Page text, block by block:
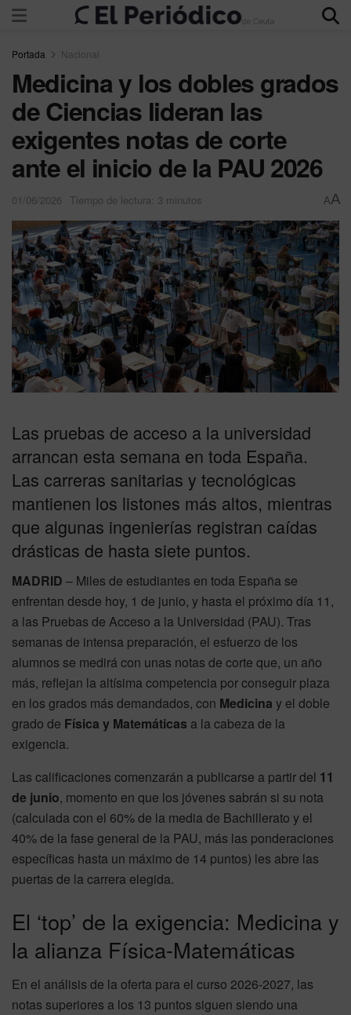
Portada Nacional
Medicina y los dobles grados
de Ciencias lideran las
exigentes notas de corte
ante el inicio de la PAU 2026
01/06/2026 Tiempo de lectura: 3 minutos AA
Las pruebas de acceso a la universidad
arrancan esta semana en toda España.
Las carreras sanitarias y tecnológicas
mantienen los listones más altos, mientras
que algunas ingenierías registran caídas
drásticas de hasta siete puntos.
MADRID – Miles de estudiantes en toda España se
enfrentan desde hoy, 1 de junio, y hasta el próximo día 11,
a las Pruebas de Acceso a la Universidad (PAU). Tras
semanas de intensa preparación, el esfuerzo de los
alumnos se medirá con unas notas de corte que, un año
más, reflejan la altísima competencia por conseguir plaza
en los grados más demandados, con Medicina y el doble
grado de Física y Matemáticas a la cabeza de la
exigencia.
Las calificaciones comenzarán a publicarse a partir del 11
de junio, momento en que los jóvenes sabrán si su nota
(calculada con el 60% de la media de Bachillerato y el
40% de la fase general de la PAU, más las ponderaciones
específicas hasta un máximo de 14 puntos) les abre las
puertas de la carrera elegida.
El ‘top’ de la exigencia: Medicina y
la alianza Física-Matemáticas
En el análisis de la oferta para el curso 2026-2027, las
notas superiores a los 13 puntos siguen siendo una